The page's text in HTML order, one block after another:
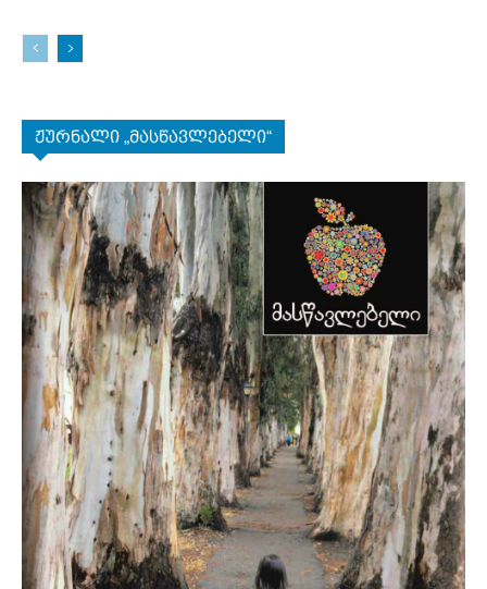
ჟურნალი „მასწავლებელი“